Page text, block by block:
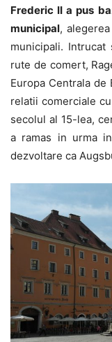
Frederic II a pus
municipal,
municipali.
rute de comert,
Europa Centrala de
relatii comerciale
secolul al 15-lea,
a ramas in urma
dezvoltare ca